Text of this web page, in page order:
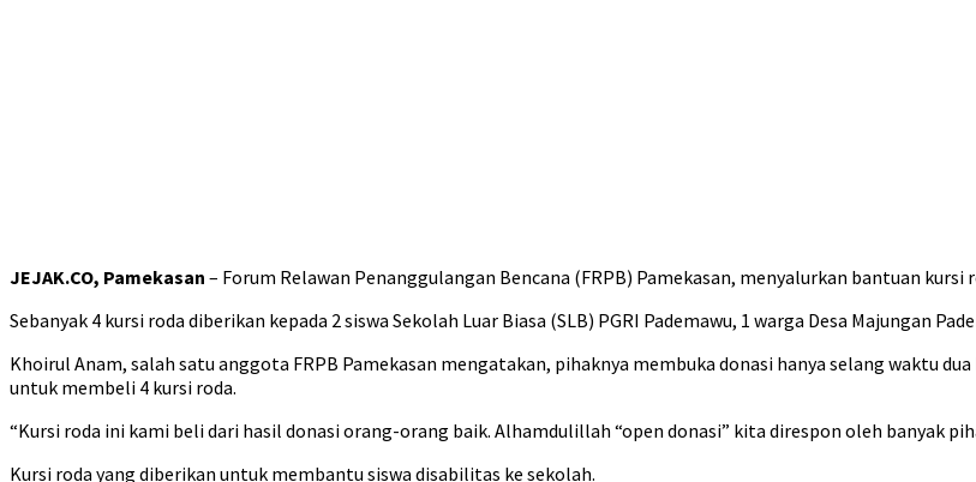
JEJAK.CO, Pamekasan – Forum Relawan Penanggulangan Bencana (FRPB) Pamekasan, menyalurkan bantuan kursi
Sebanyak 4 kursi roda diberikan kepada 2 siswa Sekolah Luar Biasa (SLB) PGRI Pademawu, 1 warga Desa Majungan
Khoirul Anam, salah satu anggota FRPB Pamekasan mengatakan, pihaknya membuka donasi hanya selang waktu
untuk membeli 4 kursi roda.
“Kursi roda ini kami beli dari hasil donasi orang-orang baik. Alhamdulillah “open donasi” kita direspon oleh banyak
Kursi roda yang diberikan untuk membantu siswa disabilitas ke sekolah.